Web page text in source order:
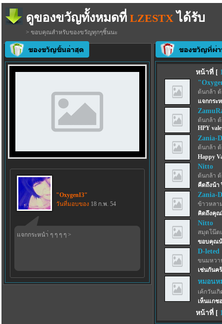
ดูของขวัญทั้งหมดที่ LZESTX ได้รับ
> ขอบคุณสำหรับของขวัญทุกๆชิ้นนะ
"OxygenI3"
วันที่มอบของ 18 ก.พ. 54
แจกกระหนำ่ ๆ ๆ ๆ ๆ >
หน้าที่ [
ต้นกล้า
แจกกระ
ต้นกล้า
HPY
Zania-
ต้นกล้า
Happy
Nitto
ต้นกล้า
คืดถึงน้า
Zania-
ข้าวหลา
คิดถึงคุณ
Nitto
สมุดโน๊ต
ขอบคุณ
D-leted
ขนมหวา
เช่นกันค
หมอนห
เค้กวันเ
เห็นแกช
หน้าที่ [